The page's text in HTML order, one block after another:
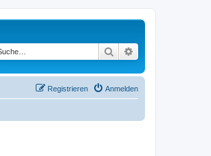
Suche
Anmelden
Registrieren